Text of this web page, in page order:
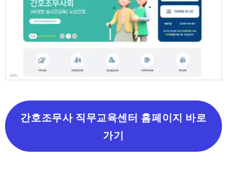
간호조무사 직무교육센터 홈페이지 바로
가기